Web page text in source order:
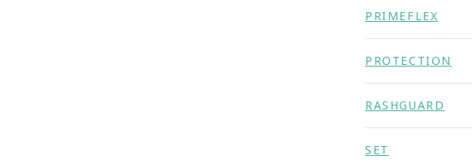
PRIMEFLEX
PROTECTION
RASHGUARD
SET